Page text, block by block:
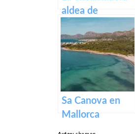
aldea de
Binibeca en la
isla de Menorca
Sa Canova en
Mallorca